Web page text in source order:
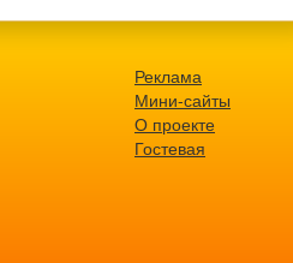
Реклама
Мини-сайты
О проекте
Гостевая